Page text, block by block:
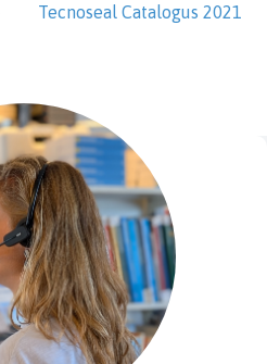
Tecnoseal Catalogus 2021